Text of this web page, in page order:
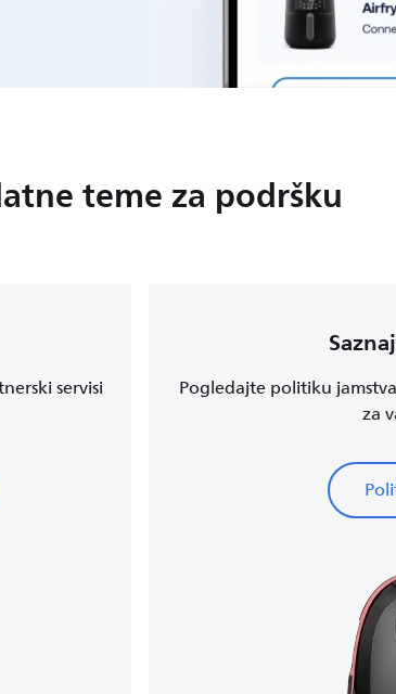
teme za podršku
servisi
Pogledajte politiku
za